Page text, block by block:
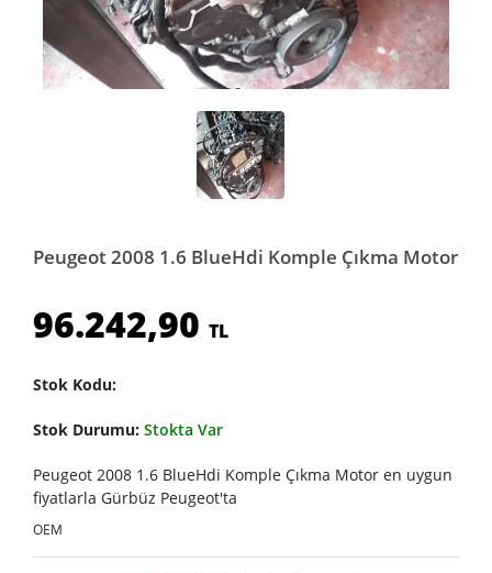
Peugeot 2008 1.6 BlueHdi Komple Çıkma Motor
96.242,90 TL
Stok Kodu:
Stok Durumu: Stokta Var
Peugeot 2008 1.6 BlueHdi Komple Çıkma Motor en uygun
fiyatlarla Gürbüz Peugeot'ta
OEM